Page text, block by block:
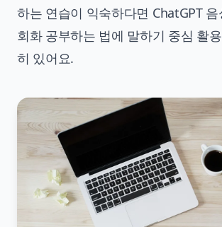
하는 연습이 익숙하다면 ChatGPT
회화 공부하는 법에 말하기 중심 활
히 있어요.